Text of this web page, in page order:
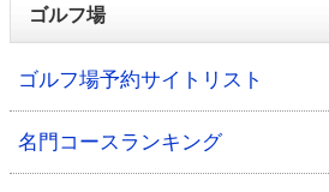
ゴルフ場
ゴルフ場予約サイトリスト
名門コースランキング